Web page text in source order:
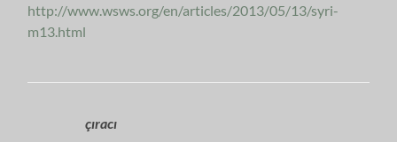
http://www.wsws.org/en/articles/2013/05/13/syri-
m13.html
çıracı